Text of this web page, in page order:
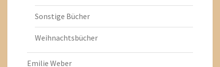
Sonstige Bücher
Weihnachtsbücher
Emilie Weber